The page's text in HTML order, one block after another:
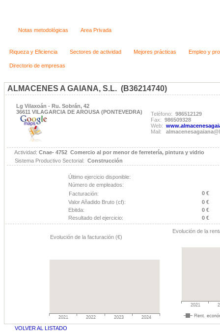
Notas metodológicas Area Privada
Riqueza y Eficiencia Sectores de actividad Mejores prácticas Empleo y
Directorio de empresas
ALMACENES A GAIANA, S.L. (B36214740)
Lg Vilaxoán - Ru. Sobrán, 42
36611 VILAGARCIA DE AROUSA (PONTEVEDRA)
Teléfono: 986512129
Fax: 986509328
Web:
Mail:
Actividad: Cnae- 4752 Comercio al por menor de ferretería, pintura y vidrio
Sistema Productivo Sectorial: Construcción
Último ejercicio disponible:
Número de empleados:
Facturación:
0 €
Valor Añadido Bruto (cf):
0 €
Ebitda:
0 €
Resultado del ejercicio:
0 €
Evolución de la facturación (€)
Evolución de la
VOLVER AL LISTADO